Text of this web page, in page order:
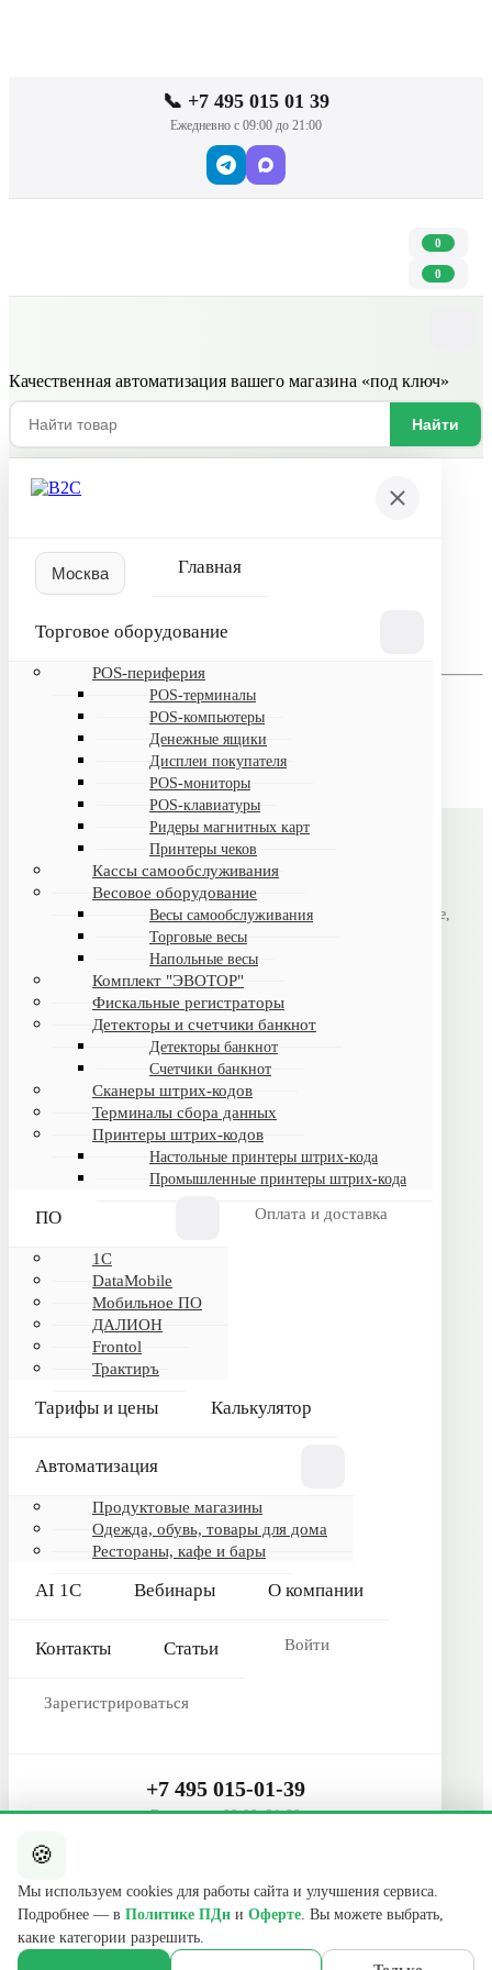
📞 +7 495 015 01 39
Ежедневно с 09:00 до 21:00
0
0
Качественная автоматизация вашего магазина «под ключ»
Найти
Главная
Торговое оборудование
POS-периферия
POS-терминалы
POS-компьютеры
Денежные ящики
Дисплеи покупателя
POS-мониторы
POS-клавиатуры
Ридеры магнитных карт
Принтеры чеков
Кассы самообслуживания
Весовое оборудование
Весы самообслуживания
Торговые весы
Напольные весы
Комплект "ЭВОТОР"
Фискальные регистраторы
Детекторы и счетчики банкнот
Детекторы банкнот
Счетчики банкнот
Сканеры штрих-кодов
Терминалы сбора данных
Принтеры штрих-кодов
Настольные принтеры штрих-кода
Промышленные принтеры штрих-кода
ПО
1C
DataMobile
Мобильное ПО
ДАЛИОН
Frontol
Трактиръ
Оплата и доставка
Тарифы и цены Калькулятор
Автоматизация
Продуктовые магазины
Одежда, обувь, товары для дома
Рестораны, кафе и бары
AI 1С Вебинары О компании
Контакты Статьи Войти
Зарегистрироваться
+7 495 015-01-39
Ежедневно 09:00–21:00
Пожалуйста, авторизуйтесь
Пароль
Запомнить меня на этом компьютере
Забыли свой пароль?
Если вы впервые на сайте, заполните, пожалуйста,
регистрационную форму.
Зарегистрироваться
B2CMSK
Автоматизация магазинов под ключ: торговое оборудование,
лицензионное ПО, настройка и поддержка.
ИНФОРМАЦИЯ
Обртная связь
КАТАЛОГ
Frontol
ДАЛИОН
1С
Калькулятор
Оплата и доставка
Гарантия и сервис
Реквизиты
Сертификаты
КОНТАКТЫ
info@b2cmsk.ru
© 2017–2026 ООО «В2С УПР» · ИНН 5027255140 · ОГРН
1175027020046 · КПП 502701001
🍪
Мы используем cookies для работы сайта и улучшения сервиса.
Подробнее — в Политике ПДн и Оферте. Вы можете выбрать,
какие категории разрешить.